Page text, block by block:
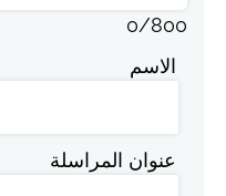
0/800
الاسم
عنوان المراسلة